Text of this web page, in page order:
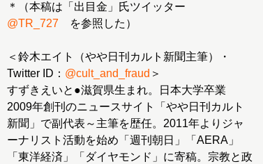
＊（本稿は「出目金」氏ツイッター
@TR_727 を参照した）
＜鈴木エイト（やや日刊カルト新聞主筆）・
Twitter ID： @cult_and_fraud ＞
すずきえいと●滋賀県生まれ。日本大学卒業
2009年創刊のニュースサイト「やや日刊カルト
新聞」で副代表～主筆を歴任。2011年よりジャ
ーナリスト活動を始め「週刊朝日」「AERA」
「東洋経済」「ダイヤモンド」に寄稿。宗教と政